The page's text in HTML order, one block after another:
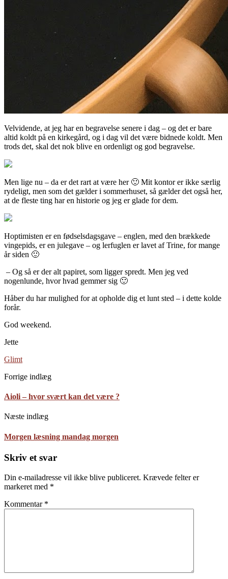
Velvidende, at jeg har en begravelse senere i dag – og det er bare
altid koldt på en kirkegård, og i dag vil det være bidnede koldt. Men
trods det, skal det nok blive en ordenligt og god begravelse.
Men lige nu – da er det rart at være her 🙂 Mit kontor er ikke særlig
rydeligt, men som det gælder i sommerhuset, så gælder det også her,
at de fleste ting har en historie og jeg er glade for dem.
Hoptimisten er en fødselsdagsgave – englen, med den brækkede
vingepids, er en julegave – og lerfuglen er lavet af Trine, for mange
år siden 🙂
– Og så er der alt papiret, som ligger spredt. Men jeg ved
nogenlunde, hvor hvad gemmer sig 🙂
Håber du har mulighed for at opholde dig et lunt sted – i dette kolde
forår.
God weekend.
Jette
Glimt
Forrige indlæg
Aioli – hvor svært kan det være ?
Næste indlæg
Morgen læsning mandag morgen
Skriv et svar
Din e-mailadresse vil ikke blive publiceret. Krævede felter er
markeret med *
Kommentar *